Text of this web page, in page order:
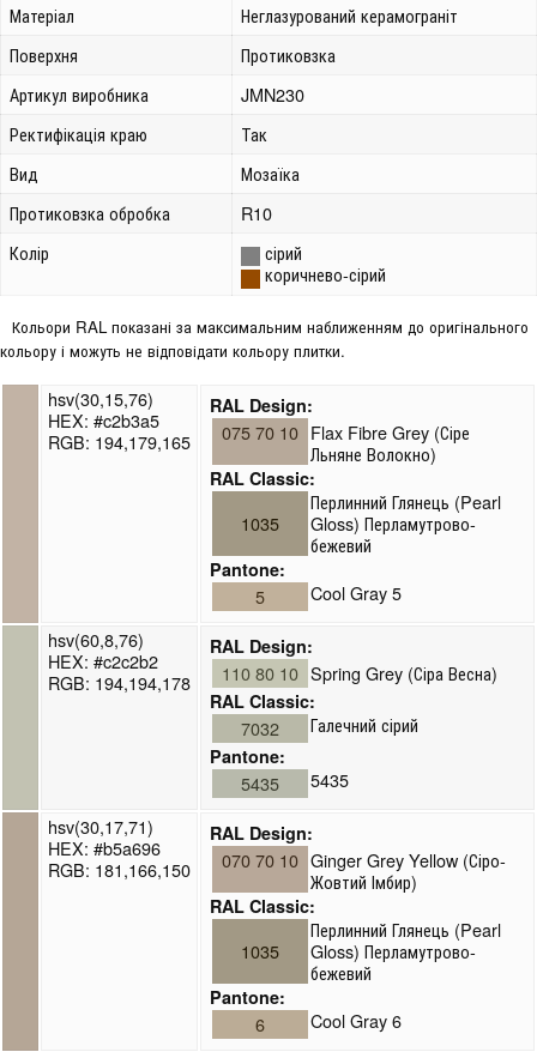
Матеріал
Неглазурований керамограніт
Поверхня
Протиковзка
Артикул виробника
JMN230
Ректифікація краю
Так
Вид
Мозаїка
Протиковзка обробка
R10
Колір
сірий
коричнево-сірий
Кольори RAL показані за максимальним наближенням до оригінального
кольору і можуть не відповідати кольору плитки.
hsv(30,15,76)
HEX: #c2b3a5
RGB: 194,179,165
RAL Design:
075 70 10 Flax Fibre Grey (Сіре
Льняне Волокно)
RAL Classic:
1035
Перлинний Глянець (Pearl
Gloss) Перламутрово-
бежевий
Pantone:
5
Cool Gray 5
hsv(60,8,76)
HEX: #c2c2b2
RGB: 194,194,178
RAL Design:
110 80 10 Spring Grey (Сіра Весна)
RAL Classic:
7032 Галечний сірий
Pantone:
5435
5435
hsv(30,17,71)
HEX: #b5a696
RGB: 181,166,150
RAL Design:
070 70 10 Ginger Grey Yellow (Сіро-
Жовтий Імбир)
RAL Classic:
1035
Перлинний Глянець (Pearl
Gloss) Перламутрово-
бежевий
Pantone:
6
Cool Gray 6